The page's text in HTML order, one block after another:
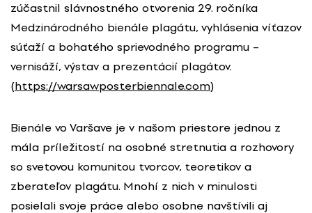
zúčastnil slávnostného otvorenia 29. ročníka
Medzinárodného bienále plagátu, vyhlásenia víťazov
súťaží a bohatého sprievodného programu –
vernisáží, výstav a prezentácií plagátov.
(https://warsawposterbiennale.com)
Bienále vo Varšave je v našom priestore jednou z
mála príležitostí na osobné stretnutia a rozhovory
so svetovou komunitou tvorcov, teoretikov a
zberateľov plagátu. Mnohí z nich v minulosti
posielali svoje práce alebo osobne navštívili aj